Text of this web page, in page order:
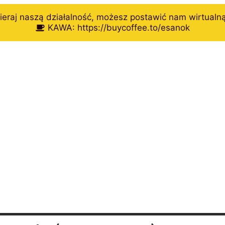
naszą działalność, możesz postawić nam
KAWA: https://buycoffee.to/esanok